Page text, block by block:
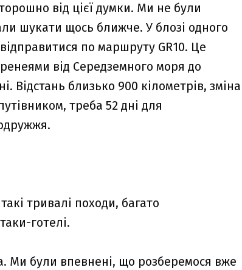
від цієї думки. Ми не були
шукати щось ближче. У блозі одного
по маршруту GR10. Це
від Середземного моря до
Відстань близько 900 кілометрів, зміна
треба 52 дні для
тривалі походи, багато
готелі.
Ми були впевнені, що розберемося вже